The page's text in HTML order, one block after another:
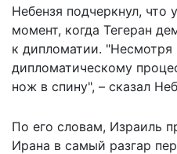
Небензя подчеркнул, что
момент, когда Тегеран
к дипломатии. "Несмотря
дипломатическому
нож в спину", – сказал
По его словам, Израиль
Ирана в самый разгар